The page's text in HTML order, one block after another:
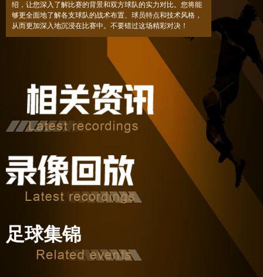
绍，让您深入了解比赛的背景和双方球队的实力对比。您将能
够更全面地了解各支球队的战术布置、球员特点和技术风格，
从而更加深入地沉浸在比赛中。不要错过这场精彩对决！
足球集锦